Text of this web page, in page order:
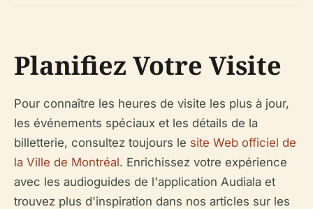
Planifiez Votre Visite
Pour connaître les heures de visite les plus à jour,
les événements spéciaux et les détails de la
billetterie, consultez toujours le site Web officiel de
la Ville de Montréal. Enrichissez votre expérience
avec les audioguides de l'application Audiala et
trouvez plus d'inspiration dans nos articles sur les